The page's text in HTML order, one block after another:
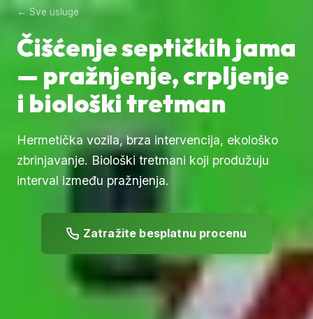
← Sve usluge
Čišćenje septičkih jama
— pražnjenje, crpljenje
i biološki tretman
Hermetička vozila, brza intervencija, ekološko
zbrinjavanje. Biološki tretmani koji produžuju
interval između pražnjenja.
Zatražite besplatnu procenu